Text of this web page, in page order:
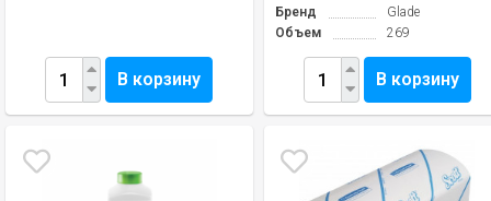
В корзину
Бренд
Glade
Объем
269
В корзину